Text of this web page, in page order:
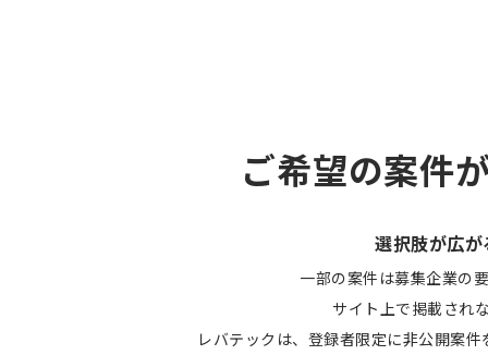
ご希望の案件
選択肢が広が
一部の案件は募集企業の
サイト上で掲載され
レバテックは、登録者限定に非公開案